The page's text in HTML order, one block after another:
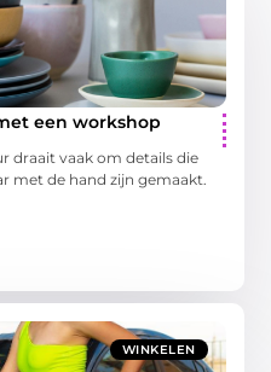
een workshop
draait vaak om details die
met de hand zijn gemaakt.
WINKELEN